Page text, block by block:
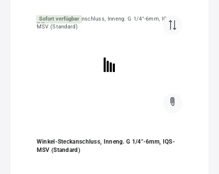
Sofort verfügbar
Winkel-Steckanschluss, Inneng. G 1/4"-6mm, IQS-
MSV (Standard)